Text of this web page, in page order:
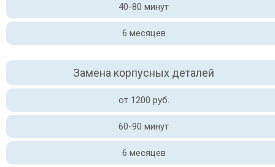
40-80 минут
6 месяцев
Замена корпусных деталей
от 1200 руб.
60-90 минут
6 месяцев